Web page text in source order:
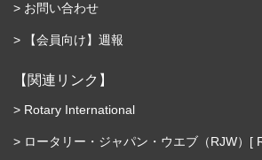
お問い合わせ
【会員向け】週報
【関連リンク】
Rotary International
ロータリー・ジャパン・ウエブ（RJW）[